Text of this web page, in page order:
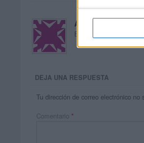
Acerca de María
El autor no ha
DEJA UNA RESPUESTA
Tu dirección de correo electrónico no
Comentario *